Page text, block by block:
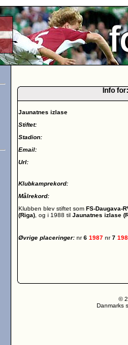
Info
Jaunatnes izlase
Stiftet:
Stadion:
Email:
Url:
Klubkamprekord:
Målrekord:
Klubben blev stiftet som FS-Daugava-
(Riga) , og i 1988 til Jaunatnes izlase
Øvrige placeringer: nr6 1987 nr7
©
Danmarks